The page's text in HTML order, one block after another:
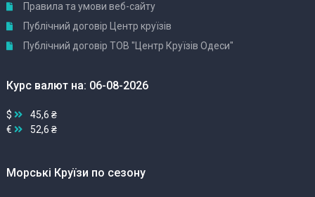
Правила та умови веб-сайту
Публічний договір Центр круїзів
Публічний договір ТОВ "Центр Круїзів Одеси"
Курс валют на: 06-08-2026
$
45,6 ₴
€
52,6 ₴
Морські Круїзи по сезону